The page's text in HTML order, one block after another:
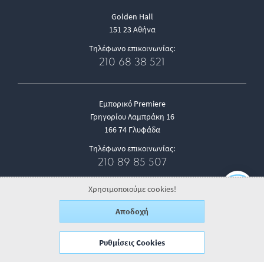
Golden Hall
151 23 Αθήνα
Τηλέφωνο επικοινωνίας:
210 68 38 521
Εμπορικό Premiere
Γρηγορίου Λαμπράκη 16
166 74 Γλυφάδα
Τηλέφωνο επικοινωνίας:
210 89 85 507
Mediterranean Cosmos
570 01 Θεσσαλονίκη
Τηλέφωνο επικοινωνίας:
2310 474 484
Χρησιμοποιούμε cookies!
Αποδοχή
Ρυθμίσεις Cookies